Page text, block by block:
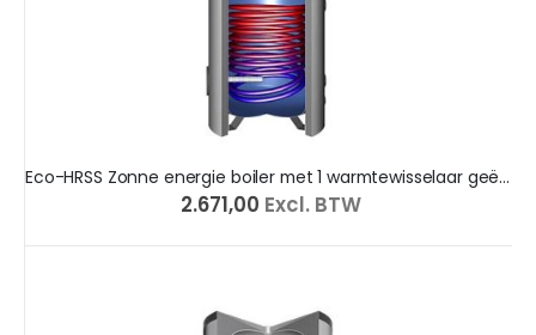
Eco-HRSS Zonne energie boiler met 1 warmtewisselaar geëmailleerd
€ 2.671,00 Excl. BTW